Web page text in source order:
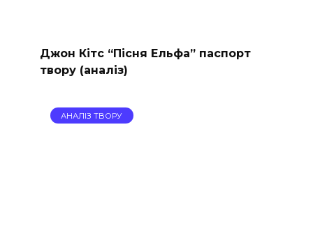
Джон Кітс “Пісня Ельфа” паспорт
твору (аналіз)
АНАЛІЗ ТВОРУ